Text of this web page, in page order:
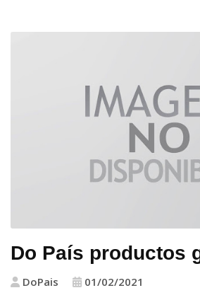
Do País productos
DoPais
01/02/2021